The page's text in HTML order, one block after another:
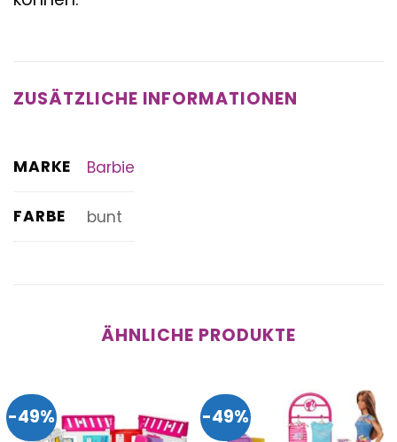
ZUSÄTZLICHE INFORMATIONEN
MARKE Barbie
FARBE bunt
ÄHNLICHE PRODUKTE
-49% -49%